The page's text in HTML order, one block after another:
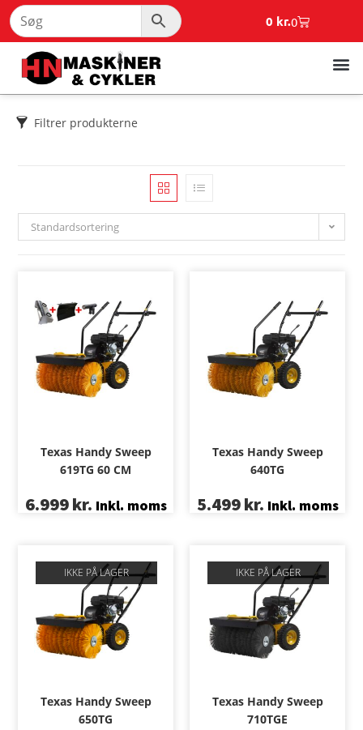
0 kr.0
Filtrer produkterne
Standardsortering
Texas Handy Sweep
619TG 60 CM
6.999kr. Inkl. moms
Texas Handy Sweep
640TG
5.499kr. Inkl. moms
IKKE PÅ LAGER
Texas Handy Sweep
650TG
IKKE PÅ LAGER
Texas Handy Sweep
710TGE